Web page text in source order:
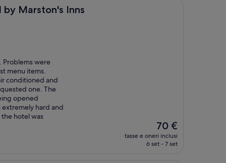
by Marston's Inns
Inns
Problems were
menu items.
conditioned and
one. The
opened
hard and
hotel was
Il
prezzo
attuale
70 €
tasse e oneri inclusi
6 set - 7 set